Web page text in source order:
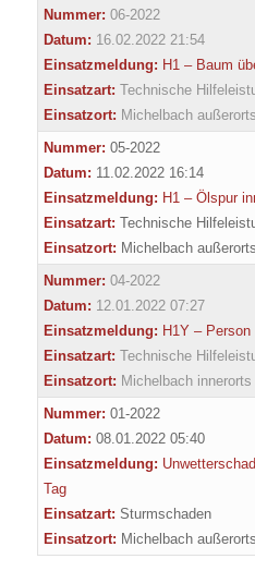
Nummer: 06-2022
Datum: 16.02.2022 21:54
Einsatzmeldung: H1 – Baum
Einsatzart: Technische
Einsatzort: Michelbach außerorts
Nummer: 05-2022
Datum: 11.02.2022 16:14
Einsatzmeldung: H1 – Ölspur
Einsatzart: Technische
Einsatzort: Michelbach außerorts
Nummer: 04-2022
Datum: 12.01.2022 07:27
Einsatzmeldung: H1Y –
Einsatzart: Technische
Einsatzort: Michelbach innerorts
Nummer: 01-2022
Datum: 08.01.2022 05:40
Einsatzmeldung:
Tag
Einsatzart: Sturmschaden
Einsatzort: Michelbach außerorts